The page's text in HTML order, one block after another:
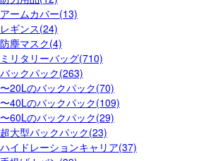
アームカバー(13)
レギンス(24)
防塵マスク(4)
ミリタリーバッグ(710)
バックパック(263)
〜20Lのバックパック(70)
〜40Lのバックパック(109)
〜60Lのバックパック(29)
超大型バックパック(23)
ハイドレーションキャリア(37)